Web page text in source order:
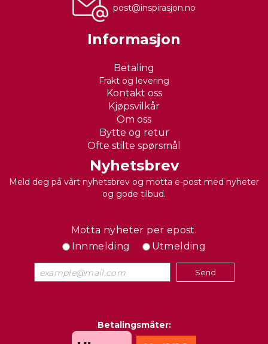
post@inspirasjon.no
Informasjon
Betaling
Frakt og levering
Kontakt oss
Kjøpsvilkår
Om oss
Bytte og retur
Ofte stilte spørsmål
Nyhetsbrev
Meld deg på vårt nyhetsbrev og motta e-post med nyheter
og gode tilbud.
Motta nyheter per epost.
Innmelding
Utmelding
Betalingsmåter: